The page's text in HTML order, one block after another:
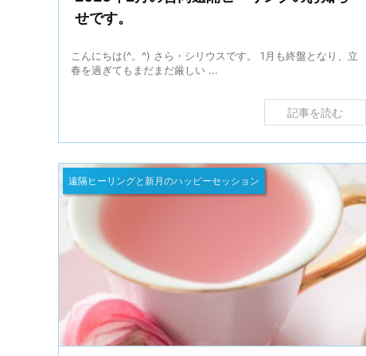
せです。
こんにちは(^。^) さら・シリウスです。 1月も終盤となり、立
春を過ぎてもまだまだ厳しい ...
記事を読む
遠隔ヒーリングと新月のハッピーセッション